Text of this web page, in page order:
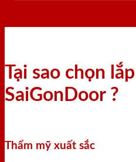
Tại sao chọn
SaiGonDoor ?
Thẩm mỹ xuất sắc